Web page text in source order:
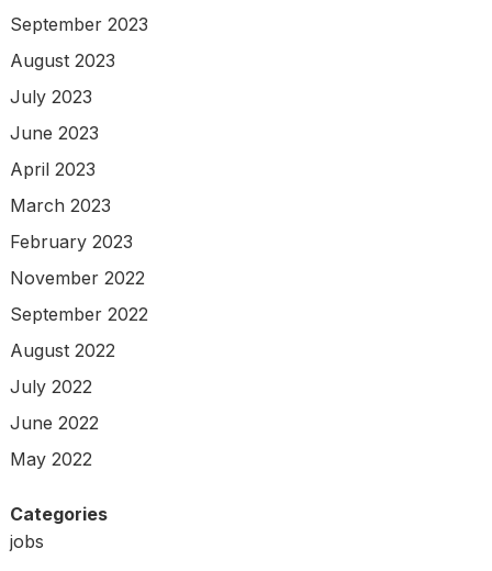
September 2023
August 2023
July 2023
June 2023
April 2023
March 2023
February 2023
November 2022
September 2022
August 2022
July 2022
June 2022
May 2022
Categories
jobs